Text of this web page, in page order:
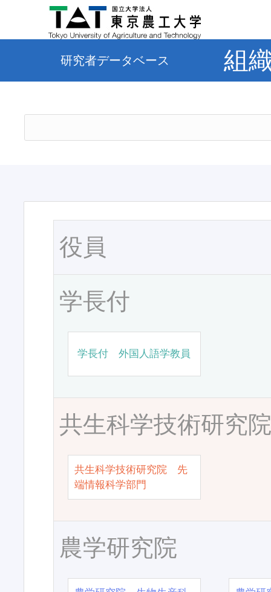
研究者データベース 組
役員
学長付
学長付 外国人語学教員
共生科学技術研究
共生科学技術研究院 先
端情報科学部門
農学研究院